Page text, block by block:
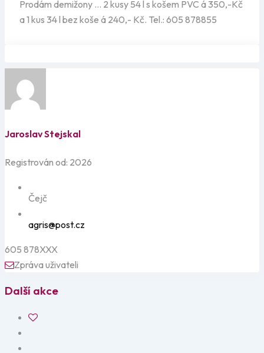
Prodám demižony … 2 kusy 54 l s košem PVC á 350,-Kč
a 1 kus 34 l bez koše á 240,- Kč. Tel.: 605 878855
Jaroslav Stejskal
Registrován od: 2026
Čejč
agris@post.cz
605 878XXX
Zpráva uživateli
Další akce